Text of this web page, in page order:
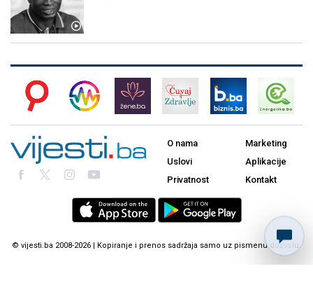
O nama
Uslovi
Privatnost
Marketing
Aplikacije
Kontakt
© vijesti.ba 2008-2026 | Kopiranje i prenos sadržaja samo uz pismenu dozvolu.